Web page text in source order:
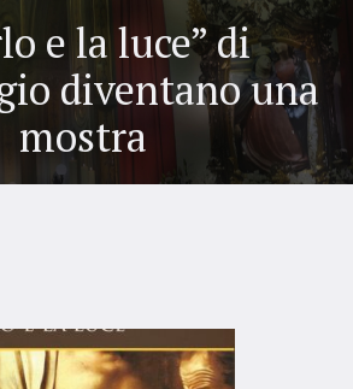
e la luce” di
diventano una
mostra